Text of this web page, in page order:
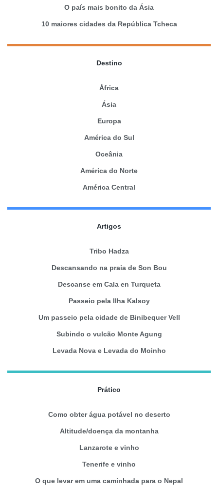
O país mais bonito da Ásia
10 maiores cidades da República Tcheca
Destino
África
Ásia
Europa
América do Sul
Oceânia
América do Norte
América Central
Artigos
Tribo Hadza
Descansando na praia de Son Bou
Descanse em Cala en Turqueta
Passeio pela Ilha Kalsoy
Um passeio pela cidade de Binibequer Vell
Subindo o vulcão Monte Agung
Levada Nova e Levada do Moinho
Prático
Como obter água potável no deserto
Altitude/doença da montanha
Lanzarote e vinho
Tenerife e vinho
O que levar em uma caminhada para o Nepal